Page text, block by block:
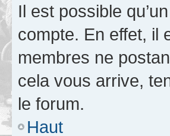
Il est possible
compte. En effet, il
membres ne
cela vous arrive,
le forum.
Haut